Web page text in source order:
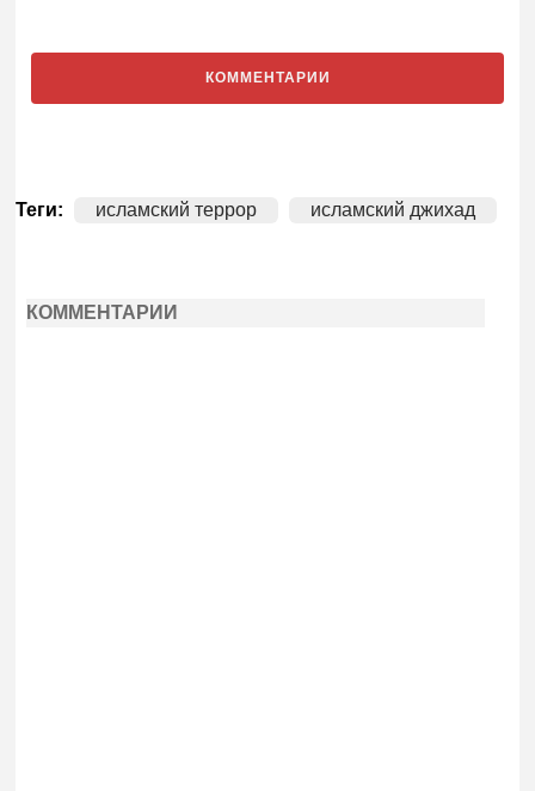
КОММЕНТАРИИ
Теги: исламский террор исламский джихад
КОММЕНТАРИИ